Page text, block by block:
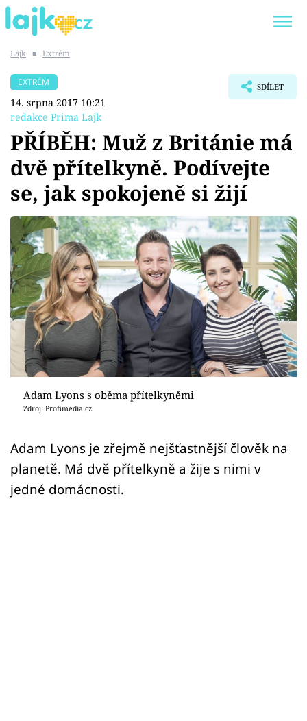
SHOPAHOLICADEL
Témata
Showbyznys
Youtubeři
Virály
Sex a vztahy
Videa
Sledujte prima+
Přihlášení
Sledujte nás
Lajk ■ Extrém
EXTRÉM
14. srpna 2017 10:21
redakce Prima Lajk
SDÍLET
PŘÍBĚH: Muž z Británie má
dvě přítelkyně. Podívejte
se, jak spokojeně si žijí
Adam Lyons s oběma přítelkyněmi
Zdroj: Profimedia.cz
Adam Lyons je zřejmě nejšťastnější člověk na
planetě. Má dvě přítelkyně a žije s nimi v
jedné domácnosti.